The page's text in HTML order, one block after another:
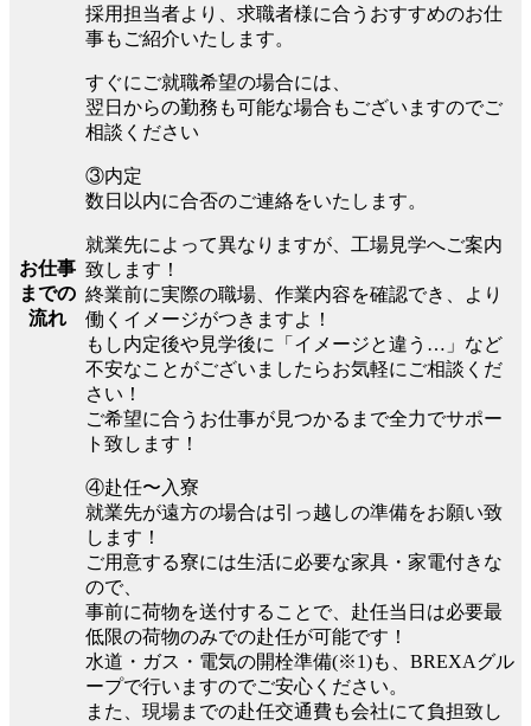
お仕事
までの
流れ
採用担当者より、求職者様に合うおすすめのお仕
事もご紹介いたします。
すぐにご就職希望の場合には、
翌日からの勤務も可能な場合もございますのでご
相談ください
③内定
数日以内に合否のご連絡をいたします。
就業先によって異なりますが、工場見学へご案内
致します！
終業前に実際の職場、作業内容を確認でき、より
働くイメージがつきますよ！
もし内定後や見学後に「イメージと違う…」など
不安なことがございましたらお気軽にご相談くだ
さい！
ご希望に合うお仕事が見つかるまで全力でサポー
ト致します！
④赴任〜入寮
就業先が遠方の場合は引っ越しの準備をお願い致
します！
ご用意する寮には生活に必要な家具・家電付きな
ので、
事前に荷物を送付することで、赴任当日は必要最
低限の荷物のみでの赴任が可能です！
水道・ガス・電気の開栓準備(※1)も、BREXAグル
ープで行いますのでご安心ください。
また、現場までの赴任交通費も会社にて負担致し